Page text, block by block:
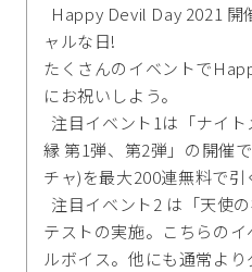
Happy Devil Day 2021 開
ャルな日!
たくさんのイベントで
にお祝いしよう。
注目イベント1は「ナイ
縁 第1弾、第2弾」の開催
チャ)を最大200連無料で引
注目イベント2 は「天使
テストの実施。こちらの
ルボイス。他にも通常よ